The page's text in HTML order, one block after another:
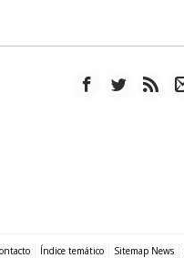
Índice temático Sitemap News